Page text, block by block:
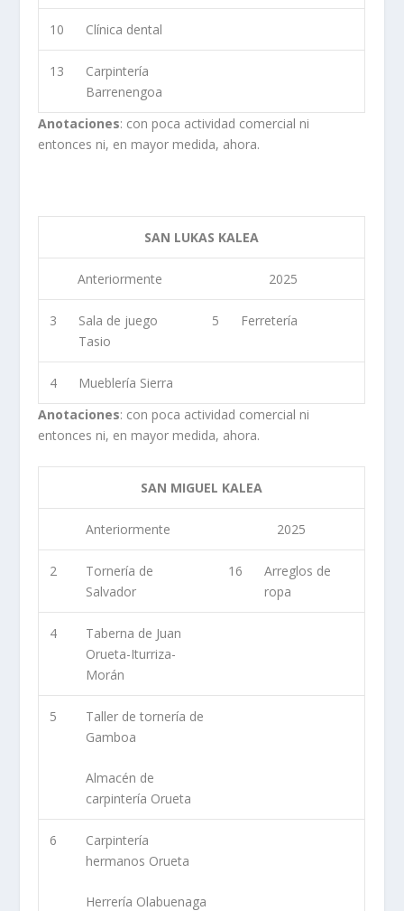
10 Clínica dental
13
Carpintería
Barrenengoa
Anotaciones: con poca actividad comercial ni
entonces ni, en mayor medida, ahora.
SAN LUKAS KALEA
Anteriormente 2025
3
Sala de juego
Tasio
5 Ferretería
4
Mueblería Sierra
Anotaciones: con poca actividad comercial ni
entonces ni, en mayor medida, ahora.
SAN MIGUEL KALEA
Anteriormente 2025
2
Tornería de
Salvador
16
Arreglos de
ropa
4
Taberna de Juan
Orueta-Iturriza-
Morán
5
Taller de tornería de
Gamboa
Almacén de
carpintería Orueta
6
Carpintería
hermanos Orueta
Herrería Olabuenaga